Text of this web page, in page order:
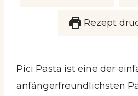
Rezept
Pici Pasta ist eine der
anfängerfreundlichsten